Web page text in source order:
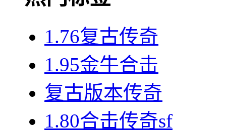
1.76复古传奇
1.95金牛合击
复古版本传奇
1.80合击传奇sf